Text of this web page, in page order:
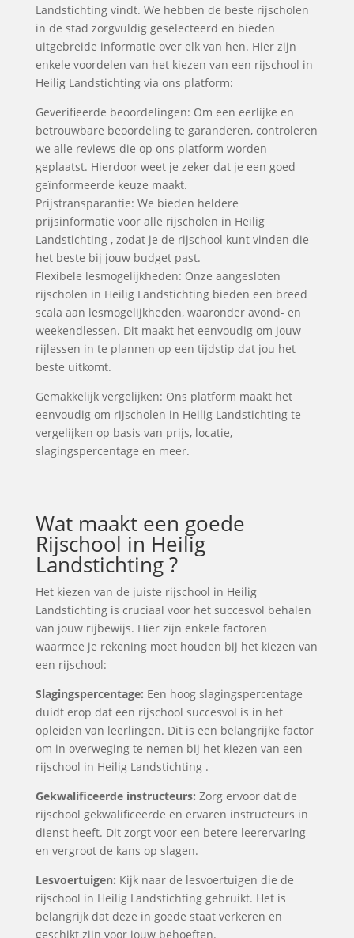
Landstichting vindt. We hebben de beste rijscholen
in de stad zorgvuldig geselecteerd en bieden
uitgebreide informatie over elk van hen. Hier zijn
enkele voordelen van het kiezen van een rijschool in
Heilig Landstichting via ons platform:
Geverifieerde beoordelingen: Om een eerlijke en
betrouwbare beoordeling te garanderen, controleren
we alle reviews die op ons platform worden
geplaatst. Hierdoor weet je zeker dat je een goed
geïnformeerde keuze maakt.
Prijstransparantie: We bieden heldere
prijsinformatie voor alle rijscholen in Heilig
Landstichting , zodat je de rijschool kunt vinden die
het beste bij jouw budget past.
Flexibele lesmogelijkheden: Onze aangesloten
rijscholen in Heilig Landstichting bieden een breed
scala aan lesmogelijkheden, waaronder avond- en
weekendlessen. Dit maakt het eenvoudig om jouw
rijlessen in te plannen op een tijdstip dat jou het
beste uitkomt.
Gemakkelijk vergelijken: Ons platform maakt het
eenvoudig om rijscholen in Heilig Landstichting te
vergelijken op basis van prijs, locatie,
slagingspercentage en meer.
Wat maakt een goede
Rijschool in Heilig
Landstichting ?
Het kiezen van de juiste rijschool in Heilig
Landstichting is cruciaal voor het succesvol behalen
van jouw rijbewijs. Hier zijn enkele factoren
waarmee je rekening moet houden bij het kiezen van
een rijschool:
Slagingspercentage: Een hoog slagingspercentage
duidt erop dat een rijschool succesvol is in het
opleiden van leerlingen. Dit is een belangrijke factor
om in overweging te nemen bij het kiezen van een
rijschool in Heilig Landstichting .
Gekwalificeerde instructeurs: Zorg ervoor dat de
rijschool gekwalificeerde en ervaren instructeurs in
dienst heeft. Dit zorgt voor een betere leerervaring
en vergroot de kans op slagen.
Lesvoertuigen: Kijk naar de lesvoertuigen die de
rijschool in Heilig Landstichting gebruikt. Het is
belangrijk dat deze in goede staat verkeren en
geschikt zijn voor jouw behoeften.